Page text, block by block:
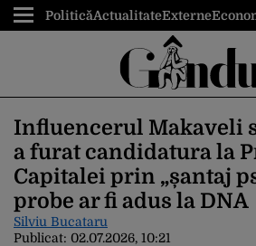
PoliticăActualitateExterne
Influencerul Makaveli
a furat candidatura la
Capitalei prin „șantaj
probe ar fi adus la DNA
Silviu Bucataru
Publicat: 02.07.2026, 10:21